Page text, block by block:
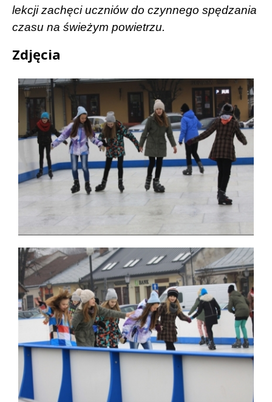
lekcji zachęci uczniów do czynnego spędzania
czasu na świeżym powietrzu.
Zdjęcia